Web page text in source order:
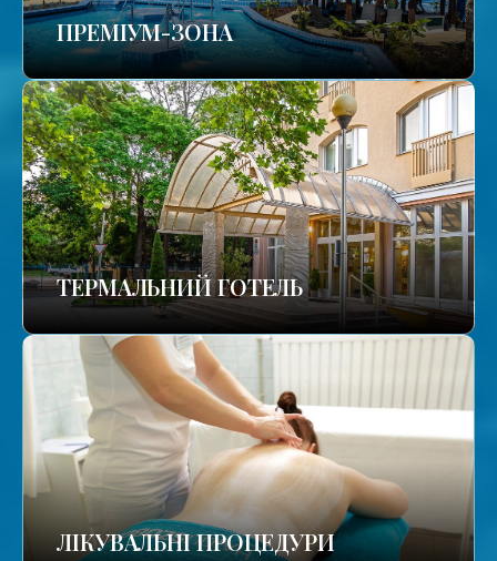
ПРЕМІУМ-ЗОНА
ТЕРМАЛЬНИЙ ГОТЕЛЬ
ЛІКУВАЛЬНІ ПРОЦЕДУРИ